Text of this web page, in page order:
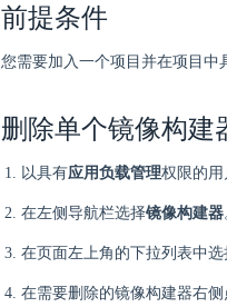
前提条件
您需要加入一个项目并在项目中
删除单个镜像构建
以具有应用负载管理权限的用
在左侧导航栏选择镜像构建器
在页面左上角的下拉列表中选
在需要删除的镜像构建器右侧